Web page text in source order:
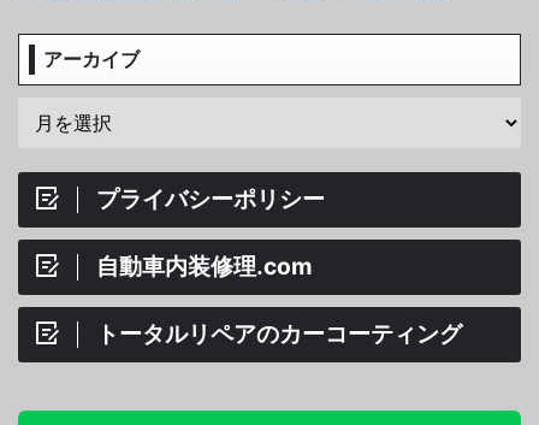
アーカイブ
プライバシーポリシー
自動車内装修理.com
トータルリペアのカーコーティング